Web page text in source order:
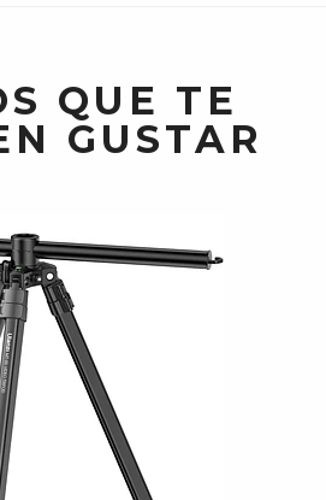
QUE TE
GUSTAR